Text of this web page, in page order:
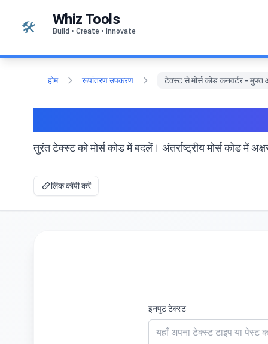
🛠️ Whiz Tools
Build • Create • Innovate
होम रूपांतरण उपकरण टेक्स्ट से मोर्स कोड कनवर्टर -
तुरंत टेक्स्ट को मोर्स कोड में बदलें। अंतर्राष्ट्रीय मोर्स कोड
लिंक कॉपी करें
इनपुट टेक्स्ट